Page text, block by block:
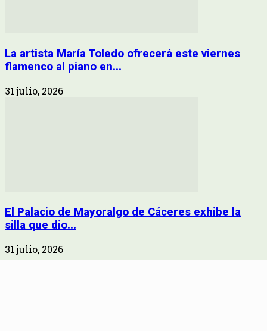
La artista María Toledo ofrecerá este viernes
flamenco al piano en...
31 julio, 2026
El Palacio de Mayoralgo de Cáceres exhibe la
silla que dio...
31 julio, 2026